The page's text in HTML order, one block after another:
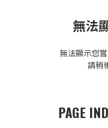
無法
無法顯示您
請稍
PAGE